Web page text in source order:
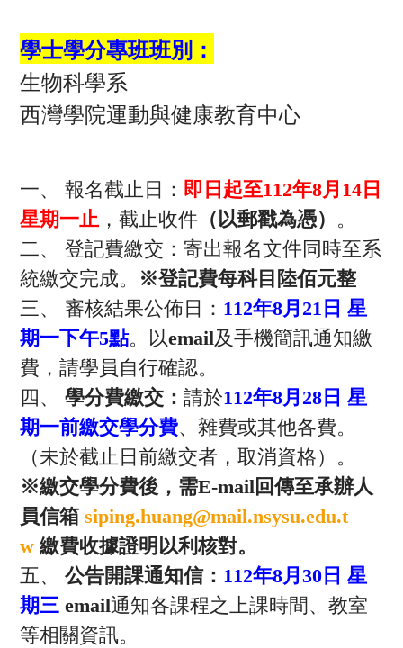
學士學分專班班別：
生物科學系
西灣學院運動與健康教育中心
一、 報名截止日： 即日起至112年8月14日
星期一止 ，截止收件 （以郵戳為憑） 。
二、 登記費繳交：寄出報名文件同時至系
統繳交完成。
※登記費每科目陸佰元整
三、 審核結果公佈日： 112年8月21日 星
期一下午5點。以email及手機簡訊通知繳
費，請學員自行確認。
四、 學分費繳交： 請於112年8月28日 星
期一前繳交學分費、雜費或其他各費。
（未於截止日前繳交者，取消資格）。
※繳交學分費後，需E-mail回傳至承辦人
員信箱 siping.huang@mail.nsysu.edu.t
w 繳費收據證明以利核對。
五、 公告開課通知信： 112年8月30日 星
期三 email通知各課程之上課時間、教室
等相關資訊。